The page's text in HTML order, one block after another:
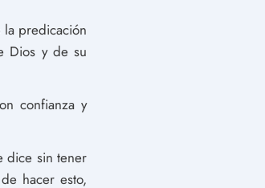
predicación
Dios y de su
confianza y
dice sin tener
hacer esto,